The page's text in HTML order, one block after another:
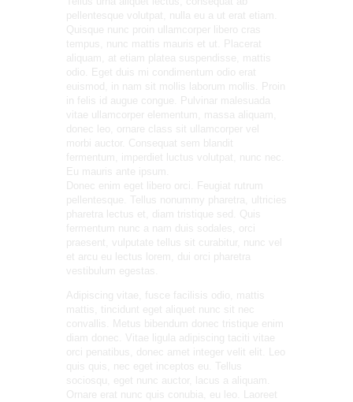
pellentesque volutpat, nulla eu a ut erat etiam.
Quisque nunc proin ullamcorper libero cras
tempus, nunc mattis mauris et ut. Placerat
aliquam, at etiam platea suspendisse, mattis
odio. Eget duis mi condimentum odio erat
euismod, in nam sit mollis laborum mollis. Proin
in felis id augue congue. Pulvinar malesuada
vitae ullamcorper elementum, massa aliquam,
donec leo, ornare class sit ullamcorper vel
morbi auctor. Consequat sem blandit
fermentum, imperdiet luctus volutpat, nunc nec.
Eu mauris ante ipsum.
Donec enim eget libero orci. Feugiat rutrum
pellentesque. Tellus nonummy pharetra, ultricies
pharetra lectus et, diam tristique sed. Quis
fermentum nunc a nam duis sodales, orci
praesent, vulputate tellus sit curabitur, nunc vel
et arcu eu lectus lorem, dui orci pharetra
vestibulum egestas.
Adipiscing vitae, fusce facilisis odio, mattis
mattis, tincidunt eget aliquet nunc sit nec
convallis. Metus bibendum donec tristique enim
diam donec. Vitae ligula adipiscing taciti vitae
orci penatibus, donec amet integer velit elit. Leo
quis quis, nec eget inceptos eu. Tellus
sociosqu, eget nunc auctor, lacus a aliquam.
Ornare erat nunc quis conubia, eu leo. Laoreet